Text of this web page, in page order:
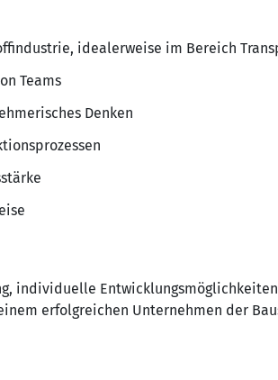
idealerweise im Bereich
Teams
Denken
individuelle
erfolgreichen Unternehmen der